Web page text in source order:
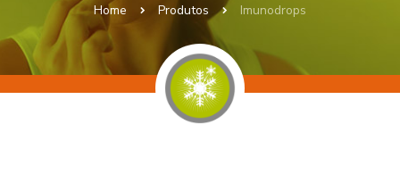
Home Produtos Imunodrops